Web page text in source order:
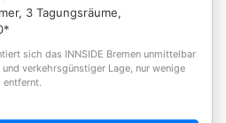
3 Tagungsräume,
sich das INNSIDE Bremen unmittelbar
verkehrsgünstiger Lage, nur wenige
entfernt.